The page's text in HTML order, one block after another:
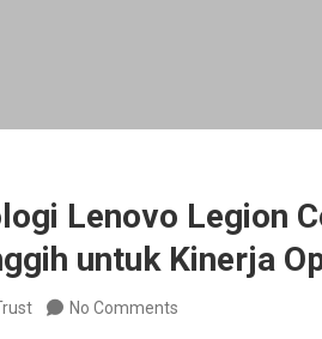
Lenovo Legion
untuk Kinerja
No Comments